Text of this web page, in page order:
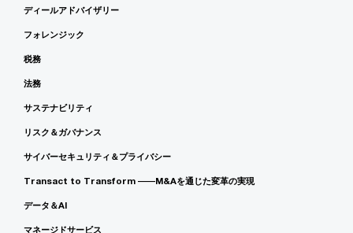
ディールアドバイザリー
フォレンジック
税務
法務
サステナビリティ
リスク＆ガバナンス
サイバーセキュリティ＆プライバシー
Transact to Transform ――M&Aを通じた変革の実現
データ＆AI
マネージドサービス